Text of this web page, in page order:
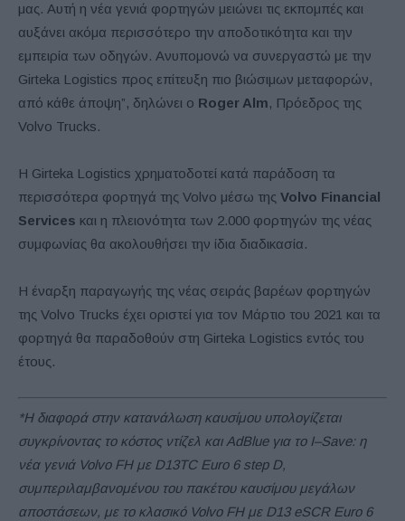
μας. Αυτή η νέα γενιά φορτηγών μειώνει τις εκπομπές και
αυξάνει ακόμα περισσότερο την αποδοτικότητα και την
εμπειρία των οδηγών. Ανυπομονώ να συνεργαστώ με την
Girteka Logistics προς επίτευξη πιο βιώσιμων μεταφορών,
από κάθε άποψη”, δηλώνει ο Roger Alm, Πρόεδρος της
Volvo Trucks.
Η Girteka Logistics χρηματοδοτεί κατά παράδοση τα
περισσότερα φορτηγά της Volvo μέσω της Volvo Financial
Services και η πλειονότητα των 2.000 φορτηγών της νέας
συμφωνίας θα ακολουθήσει την ίδια διαδικασία.
Η έναρξη παραγωγής της νέας σειράς βαρέων φορτηγών
της Volvo Trucks έχει οριστεί για τον Μάρτιο του 2021 και τα
φορτηγά θα παραδοθούν στη Girteka Logistics εντός του
έτους.
*Η διαφορά στην κατανάλωση καυσίμου υπολογίζεται
συγκρίνοντας το κόστος ντίζελ και AdBlueγια το I–Save: η
νέα γενιά Volvo FHμε D13TC Euro6 step D,
συμπεριλαμβανομένου του πακέτου καυσίμου μεγάλων
αποστάσεων, με το κλασικό Volvo FHμε D13 eSCR Euro6